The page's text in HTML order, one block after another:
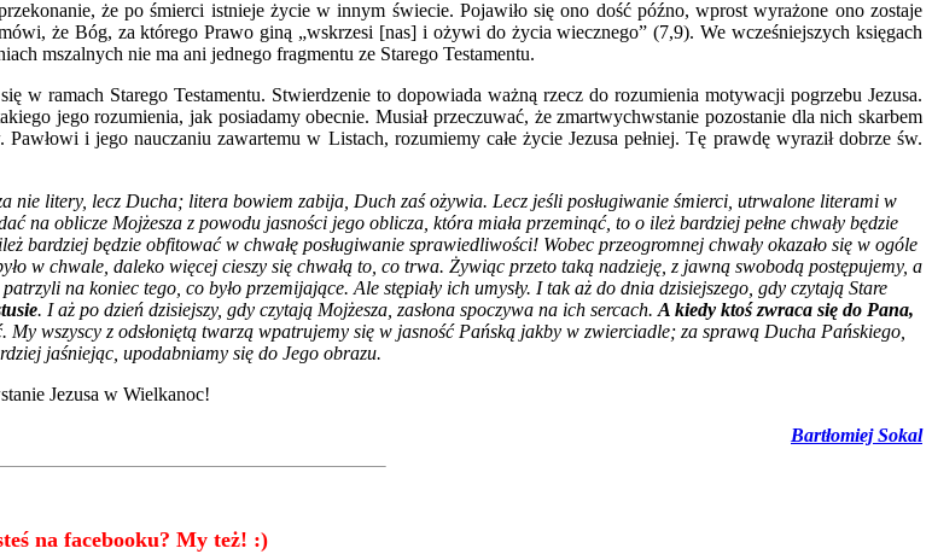
że po śmierci istnieje życie w innym świecie. Pojawiło się ono dość późno, wprost wyrażone ono zostaje
że Bóg, za którego Prawo giną „wskrzesi [nas] i ożywi do życia wiecznego” (7,9). We wcześniejszych księgach
mszalnych nie ma ani jednego fragmentu ze Starego Testamentu.
w ramach Starego Testamentu. Stwierdzenie to dopowiada ważną rzecz do rozumienia motywacji pogrzebu Jezusa.
jego rozumienia, jak posiadamy obecnie. Musiał przeczuwać, że zmartwychwstanie pozostanie dla nich skarbem
i jego nauczaniu zawartemu w Listach, rozumiemy całe życie Jezusa pełniej. Tę prawdę wyraził dobrze św.
nie litery, lecz Ducha; litera bowiem zabija, Duch zaś ożywia. Lecz jeśli posługiwanie śmierci, utrwalone literami w
na oblicze Mojżesza z powodu jasności jego oblicza, która miała przeminąć, to o ileż bardziej pełne chwały będzie
bardziej będzie obfitować w chwałę posługiwanie sprawiedliwości! Wobec przeogromnej chwały okazało się w ogóle
w chwale, daleko więcej cieszy się chwałą to, co trwa. Żywiąc przeto taką nadzieję, z jawną swobodą postępujemy, a
na koniec tego, co było przemijające. Ale stępiały ich umysły. I tak aż do dnia dzisiejszego, gdy czytają Stare
. I aż po dzień dzisiejszy, gdy czytają Mojżesza, zasłona spoczywa na ich sercach.A kiedy ktoś zwraca się do Pana,
wszyscy z odsłoniętą twarzą wpatrujemy się w jasność Pańską jakby w zwierciadle; za sprawą Ducha Pańskiego,
jaśniejąc, upodabniamy się do Jego obrazu.
Jezusa w Wielkanoc!
Bartłomiej Sokal
na facebooku? My też! :)